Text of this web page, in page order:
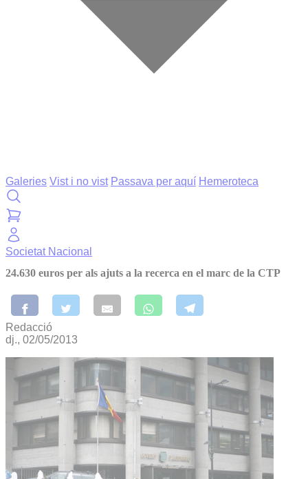
Galeries Vist i no vist Passava per aquí Hemeroteca
Societat Nacional
24.630 euros per als ajuts a la recerca en el marc de la CTP
Redacció
dj., 02/05/2013